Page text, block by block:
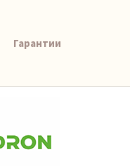
Гарантии